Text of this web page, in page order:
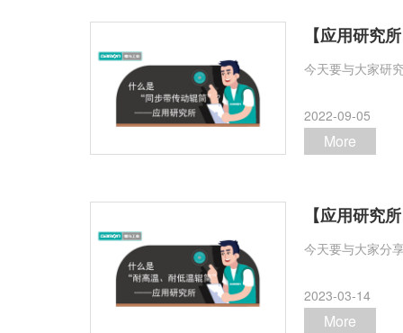
【应用研究
今天要与大家研
2022-09-05
More
【应用研究
今天要与大家分
2023-03-14
More